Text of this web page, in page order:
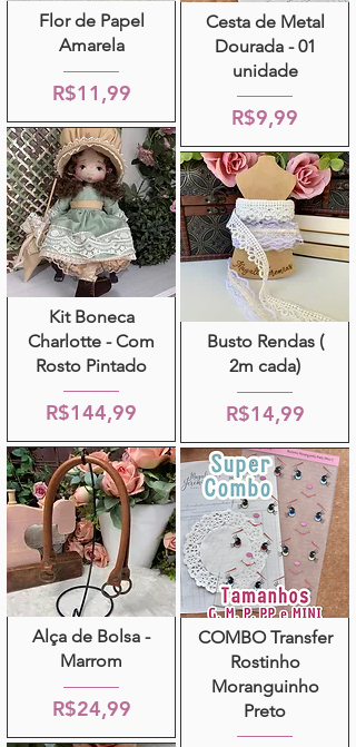
Flor de Papel
Amarela
R$11,99
Kit Boneca
Charlotte - Com
Rosto Pintado
R$144,99
Alça de Bolsa -
Marrom
R$24,99
Cesta de Metal
Dourada - 01
unidade
R$9,99
Busto Rendas (
2m cada)
R$14,99
COMBO Transfer
Rostinho
Moranguinho
Preto